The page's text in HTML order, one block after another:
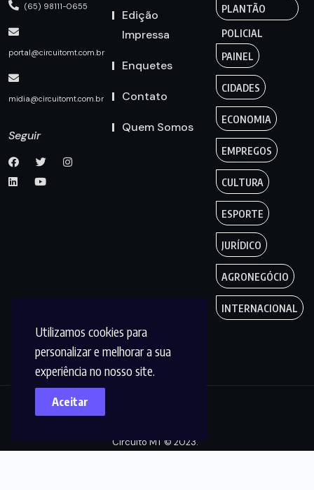
Utilizamos cookies para
personalizar e melhorar a sua
experiência no nosso site.
Aceitar
(65) 98111-0655
portal@circuitomt.com.br
midia@circuitomt.com.br
Seguir
Edição
Impressa
Enquetes
Contato
Quem Somos
PLANTÃO
POLICIAL
PAINEL
CIDADES
ECONOMIA
EMPREGOS
CULTURA
ESPORTE
JURÍDICO
AGRONEGÓCIO
INTERNACIONAL
Circuito MT © 2023.